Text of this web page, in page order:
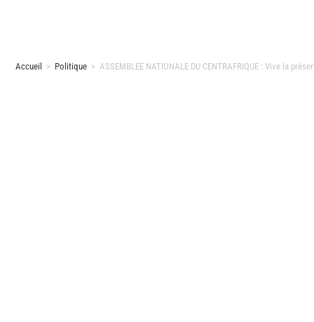
Accueil > Politique > ASSEMBLEE NATIONALE DU CENTRAFRIQUE : Vive la